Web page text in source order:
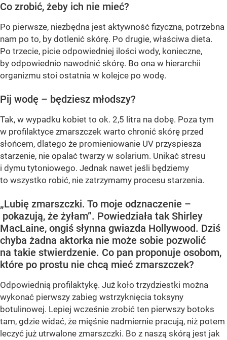
Co zrobić, żeby ich nie mieć?
Po pierwsze, niezbędna jest aktywność fizyczna, potrzebna
nam po to, by dotlenić skórę. Po drugie, właściwa dieta.
Po trzecie, picie odpowiedniej ilości wody, konieczne,
by odpowiednio nawodnić skórę. Bo ona w hierarchii
organizmu stoi ostatnia w kolejce po wodę.
Pij wodę – będziesz młodszy?
Tak, w wypadku kobiet to ok. 2,5 litra na dobę. Poza tym
w profilaktyce zmarszczek warto chronić skórę przed
słońcem, dlatego że promieniowanie UV przyspiesza
starzenie, nie opalać twarzy w solarium. Unikać stresu
i dymu tytoniowego. Jednak nawet jeśli będziemy
to wszystko robić, nie zatrzymamy procesu starzenia.
„Lubię zmarszczki. To moje odznaczenie –
pokazują, że żyłam”. Powiedziała tak Shirley
MacLaine, ongiś słynna gwiazda Hollywood. Dziś
chyba żadna aktorka nie może sobie pozwolić
na takie stwierdzenie. Co pan proponuje osobom,
które po prostu nie chcą mieć zmarszczek?
Odpowiednią profilaktykę. Już koło trzydziestki można
wykonać pierwszy zabieg wstrzyknięcia toksyny
botulinowej. Lepiej wcześnie zrobić ten pierwszy botoks
tam, gdzie widać, że mięśnie nadmiernie pracują, niż potem
leczyć już utrwalone zmarszczki. Bo z naszą skórą jest jak